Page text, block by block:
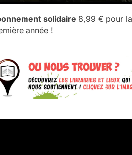
solidaire 8,99 € pour la
année !